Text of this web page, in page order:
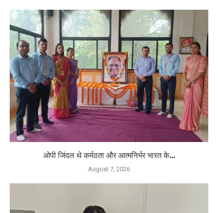
ओपी जिंदल थे कर्मठता और आत्मनिर्भर भारत के...
August 7, 2026